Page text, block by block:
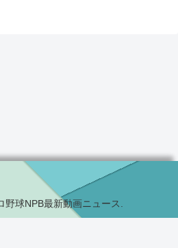
球NPB最新動画ニュース.